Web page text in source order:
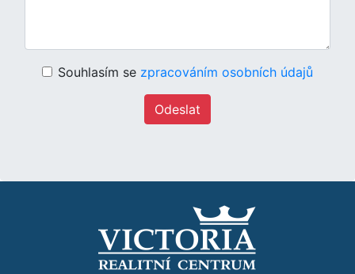
Souhlasím se zpracováním osobních údajů
Odeslat